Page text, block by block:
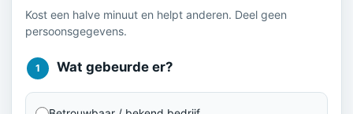
Kost een halve minuut en helpt anderen. Deel geen
persoonsgegevens.
1 Wat gebeurde er?